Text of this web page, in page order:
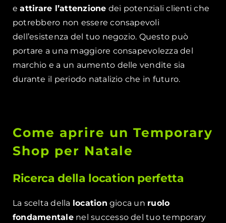
eattirare l’attenzione dei potenziali clienti che
potrebbero non essere consapevoli
dell’esistenza del tuo negozio. Questo può
portare a una maggiore consapevolezza del
marchio e a un aumento delle vendite sia
durante il periodo natalizio che in futuro.
Come aprire un Temporary
Shop per Natale
Ricerca della location perfetta
La scelta della location gioca un ruolo
fondamentalenel successo del tuo temporary